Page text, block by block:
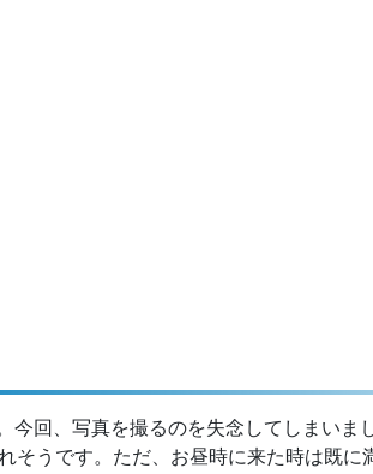
今回、写真を撮るのを失念してしまいま
そうです。ただ、お昼時に来た時は既に